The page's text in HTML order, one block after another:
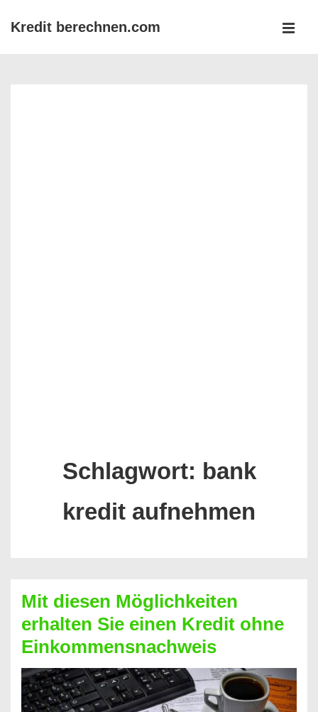
ZumKredit berechnen.com
Schlagwort: bank
kredit aufnehmen
Mit diesen Möglichkeiten
erhalten Sie einen Kredit ohne
Einkommensnachweis